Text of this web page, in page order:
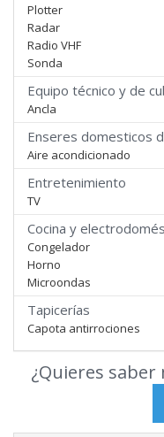
Plotter
Radar
Radio VHF
Sonda
Equipo técnico y de
Ancla
Enseres domesticos
Aire acondicionado
Entretenimiento
TV
Cocina y
Congelador
Horno
Microondas
Tapicerías
Capota antirrociones
¿Quieres saber